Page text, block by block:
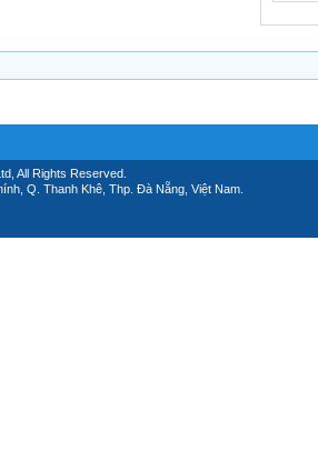
All Rights Reserved.
Q. Thanh Khê, Thp. Đà Nẵng, Việt Nam.